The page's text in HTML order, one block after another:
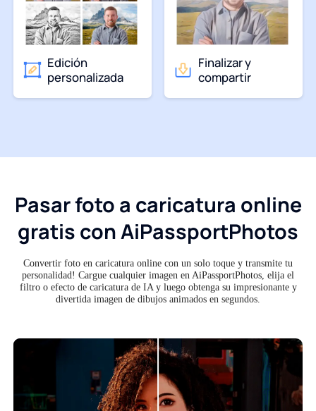
Edición
personalizada
Finalizar y
compartir
Pasar foto a caricatura online
gratis con AiPassportPhotos
Convertir foto en caricatura online con un solo toque y transmite tu
personalidad! Cargue cualquier imagen en AiPassportPhotos, elija el
filtro o efecto de caricatura de IA y luego obtenga su impresionante y
divertida imagen de dibujos animados en segundos.